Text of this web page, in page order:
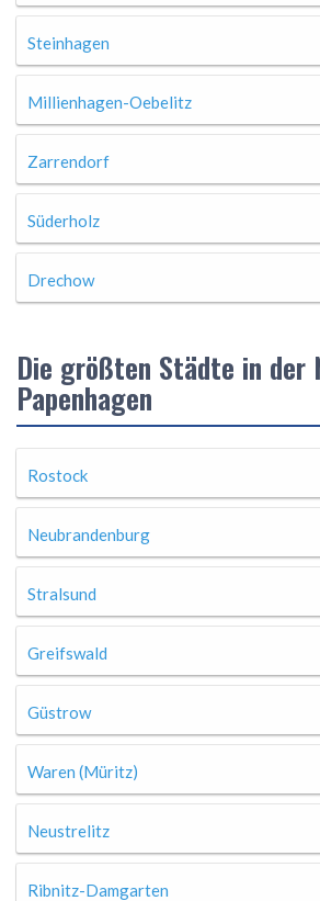
Steinhagen
Millienhagen-Oebelitz
Zarrendorf
Süderholz
Drechow
Die größten Städte in der
Papenhagen
Rostock
Neubrandenburg
Stralsund
Greifswald
Güstrow
Waren (Müritz)
Neustrelitz
Ribnitz-Damgarten